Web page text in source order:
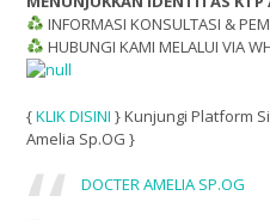
INFORMASI KONSULTASI &
HUBUNGI KAMI MELALUI VIA
{KLIK DISINI } Kunjungi Platform
Amelia Sp.OG }
DOCTER AMELIA SP.OG